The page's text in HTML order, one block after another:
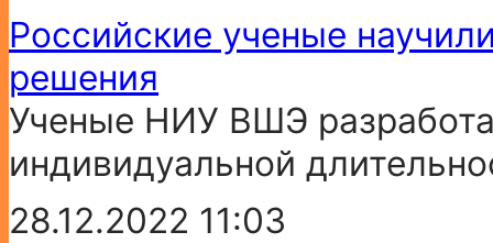
Российские ученые
решения
Ученые НИУ ВШЭ
индивидуальной
28.12.2022 11:03